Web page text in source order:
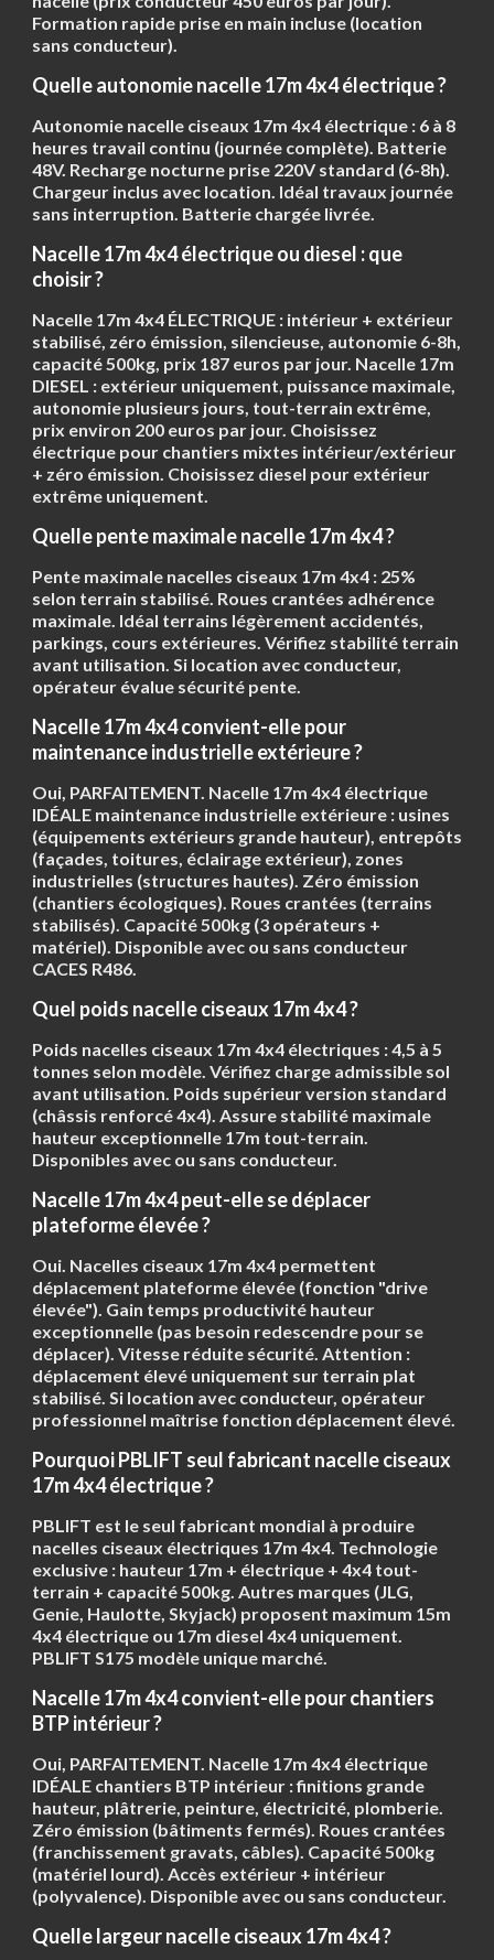
Formation rapide prise en main incluse (location
sans conducteur).
Quelle autonomie nacelle 17m 4x4 électrique ?
Autonomie nacelle ciseaux 17m 4x4 électrique : 6 à 8
heures travail continu (journée complète). Batterie
48V. Recharge nocturne prise 220V standard (6-8h).
Chargeur inclus avec location. Idéal travaux journée
sans interruption. Batterie chargée livrée.
Nacelle 17m 4x4 électrique ou diesel : que
choisir ?
Nacelle 17m 4x4 ÉLECTRIQUE : intérieur + extérieur
stabilisé, zéro émission, silencieuse, autonomie 6-8h,
capacité 500kg, prix 187 euros par jour. Nacelle 17m
DIESEL : extérieur uniquement, puissance maximale,
autonomie plusieurs jours, tout-terrain extrême,
prix environ 200 euros par jour. Choisissez
électrique pour chantiers mixtes intérieur/extérieur
+ zéro émission. Choisissez diesel pour extérieur
extrême uniquement.
Quelle pente maximale nacelle 17m 4x4 ?
Pente maximale nacelles ciseaux 17m 4x4 : 25%
selon terrain stabilisé. Roues crantées adhérence
maximale. Idéal terrains légèrement accidentés,
parkings, cours extérieures. Vérifiez stabilité terrain
avant utilisation. Si location avec conducteur,
opérateur évalue sécurité pente.
Nacelle 17m 4x4 convient-elle pour
maintenance industrielle extérieure ?
Oui, PARFAITEMENT. Nacelle 17m 4x4 électrique
IDÉALE maintenance industrielle extérieure : usines
(équipements extérieurs grande hauteur), entrepôts
(façades, toitures, éclairage extérieur), zones
industrielles (structures hautes). Zéro émission
(chantiers écologiques). Roues crantées (terrains
stabilisés). Capacité 500kg (3 opérateurs +
matériel). Disponible avec ou sans conducteur
CACES R486.
Quel poids nacelle ciseaux 17m 4x4 ?
Poids nacelles ciseaux 17m 4x4 électriques :4,5 à 5
tonnes selon modèle. Vérifiez charge admissible sol
avant utilisation. Poids supérieur version standard
(châssis renforcé 4x4). Assure stabilité maximale
hauteur exceptionnelle 17m tout-terrain.
Disponibles avec ou sans conducteur.
Nacelle 17m 4x4 peut-elle se déplacer
plateforme élevée ?
Oui. Nacelles ciseaux 17m 4x4 permettent
déplacement plateforme élevée (fonction "drive
élevée"). Gain temps productivité hauteur
exceptionnelle (pas besoin redescendre pour se
déplacer). Vitesse réduite sécurité. Attention :
déplacement élevé uniquement sur terrain plat
stabilisé. Si location avec conducteur, opérateur
professionnel maîtrise fonction déplacement élevé.
Pourquoi PBLIFT seul fabricant nacelle ciseaux
17m 4x4 électrique ?
PBLIFT est le seul fabricant mondial à produire
nacelles ciseaux électriques 17m 4x4. Technologie
exclusive : hauteur 17m + électrique + 4x4 tout-
terrain + capacité 500kg. Autres marques (JLG,
Genie, Haulotte, Skyjack) proposent maximum 15m
4x4 électrique ou 17m diesel 4x4 uniquement.
PBLIFT S175 modèle unique marché.
Nacelle 17m 4x4 convient-elle pour chantiers
BTP intérieur ?
Oui, PARFAITEMENT. Nacelle 17m 4x4 électrique
IDÉALE chantiers BTP intérieur : finitions grande
hauteur, plâtrerie, peinture, électricité, plomberie.
Zéro émission (bâtiments fermés). Roues crantées
(franchissement gravats, câbles). Capacité 500kg
(matériel lourd). Accès extérieur + intérieur
(polyvalence). Disponible avec ou sans conducteur.
Quelle largeur nacelle ciseaux 17m 4x4 ?